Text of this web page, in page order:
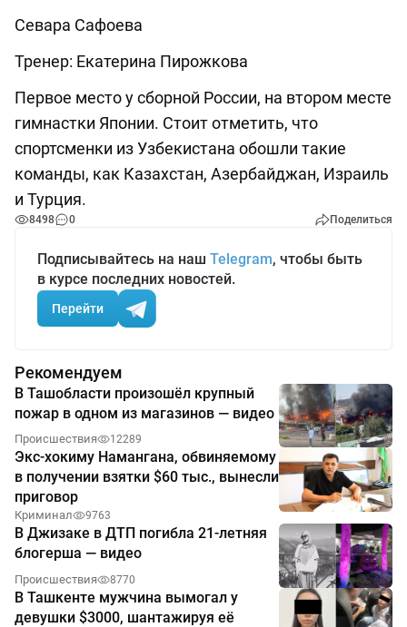
Севара Сафоева
Тренер: Екатерина Пирожкова
Первое место у сборной России, на втором месте
гимнастки Японии. Стоит отметить, что
спортсменки из Узбекистана обошли такие
команды, как Казахстан, Азербайджан, Израиль
и Турция.
8498 0 Поделиться
Подписывайтесь на наш Telegram, чтобы быть
в курсе последних новостей.
Перейти
Рекомендуем
В Ташобласти произошёл крупный
пожар в одном из магазинов — видео
Происшествия 12289
Экс-хокиму Намангана, обвиняемому
в получении взятки $60 тыс., вынесли
приговор
Криминал 9763
В Джизаке в ДТП погибла 21-летняя
блогерша — видео
Происшествия 8770
В Ташкенте мужчина вымогал у
девушки $3000, шантажируя её